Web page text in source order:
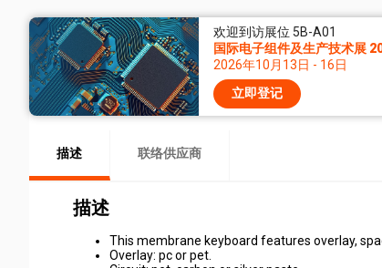
欢迎到访展位 5B-A01
国际电子组件及生产技术展
2026年10月13日 - 16日
立即登记
描述 联络供应商
描述
This membrane keyboard features overlay,
Overlay: pc or pet.